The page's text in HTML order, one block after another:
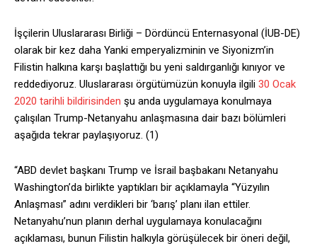
İşçilerin Uluslararası Birliği – Dördüncü Enternasyonal (İUB-DE)
olarak bir kez daha Yanki emperyalizminin ve Siyonizm’in
Filistin halkına karşı başlattığı bu yeni saldırganlığı kınıyor ve
reddediyoruz. Uluslararası örgütümüzün konuyla ilgili 30 Ocak
2020 tarihli bildirisinden şu anda uygulamaya konulmaya
çalışılan Trump-Netanyahu anlaşmasına dair bazı bölümleri
aşağıda tekrar paylaşıyoruz. (1)
“ABD devlet başkanı Trump ve İsrail başbakanı Netanyahu
Washington’da birlikte yaptıkları bir açıklamayla “Yüzyılın
Anlaşması” adını verdikleri bir ‘barış’ planı ilan ettiler.
Netanyahu’nun planın derhal uygulamaya konulacağını
açıklaması, bunun Filistin halkıyla görüşülecek bir öneri değil,